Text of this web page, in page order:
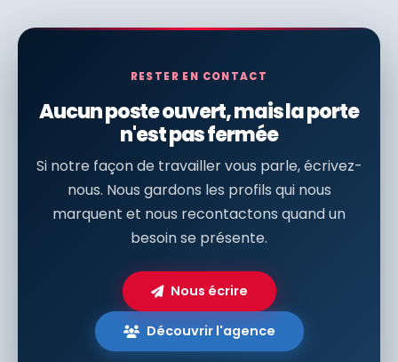
RESTER EN CONTACT
Aucun poste ouvert, mais la porte
n'est pas fermée
Si notre façon de travailler vous parle, écrivez-
nous. Nous gardons les profils qui nous
marquent et nous recontactons quand un
besoin se présente.
Nous écrire
Découvrir l'agence